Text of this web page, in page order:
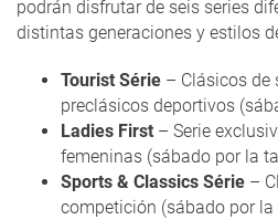
podrán disfrutar de seis series
distintas generaciones y estilos
Tourist Série – Clásicos de
preclásicos deportivos
Ladies First – Serie
femeninas (sábado por la
Sports & Classics Série –
competición (sábado por la